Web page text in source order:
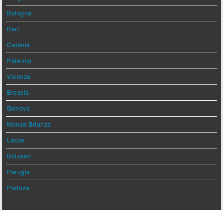
Bologna
Bari
Catania
Palermo
Vicenza
Brescia
Genova
Monza Brianza
Lecce
Bolzano
Perugia
Padova